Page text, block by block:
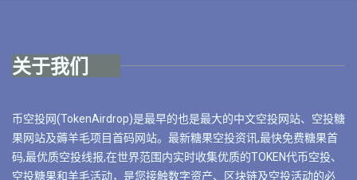
关于我们
币空投网(TokenAirdrop)是最早的也是最大的中文空投网站、空投糖
果网站及薅羊毛项目首码网站。最新糖果空投资讯,最快免费糖果首
码,最优质空投线报,在世界范围内实时收集优质的TOKEN代币空投、
空投糖果和羊毛活动，是您接触数字资产、区块链及空投活动的必